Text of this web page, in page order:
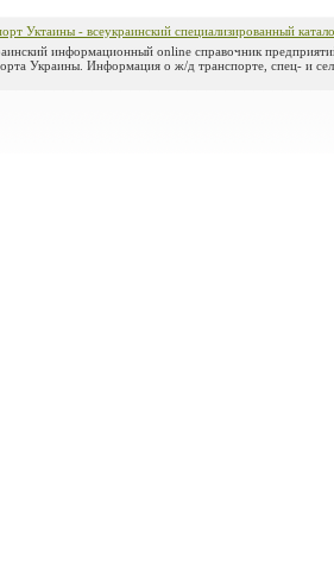
Уктаины - всеукраинский специализированный
информационный online справочник
Украины. Информация о ж/д транспорте, спец- и